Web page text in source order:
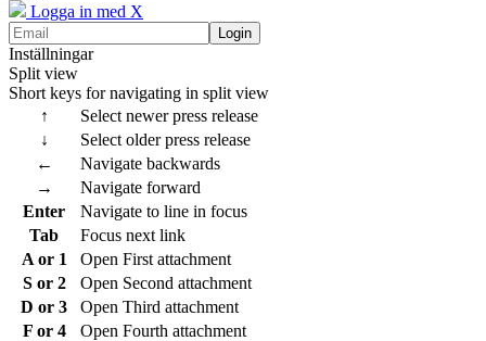
Logga in med X
Login
Inställningar
Split view
Short keys for navigating in split view
↑
Select newer press release
↓
Select older press release
←
Navigate backwards
→
Navigate forward
Enter
Navigate to line in focus
Tab
Focus next link
A or 1
Open First attachment
S or 2
Open Second attachment
D or 3
Open Third attachment
F or 4
Open Fourth attachment